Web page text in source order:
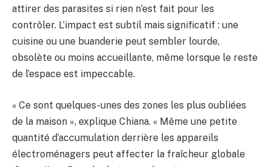
attirer des parasites si rien n’est fait pour les
contrôler. L’impact est subtil mais significatif : une
cuisine ou une buanderie peut sembler lourde,
obsolète ou moins accueillante, même lorsque le reste
de l’espace est impeccable.
« Ce sont quelques-unes des zones les plus oubliées
de la maison », explique Chiana. « Même une petite
quantité d’accumulation derrière les appareils
électroménagers peut affecter la fraîcheur globale